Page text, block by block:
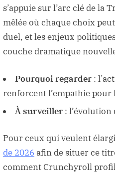
s’appuie sur l’arc clé de la
mêlée où chaque choix
duel, et les enjeux
couche dramatique
Pourquoi regarder :
renforcent l’empathie pour
À surveiller :
Pour ceux qui veulent
de 2026 afin de situer ce
comment Crunchyroll